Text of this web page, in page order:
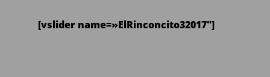
[vslider name=»ElRinconcito32017″]